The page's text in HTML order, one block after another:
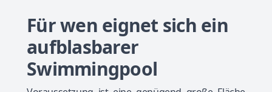
Für wen eignet sich ein
aufblasbarer
Swimmingpool